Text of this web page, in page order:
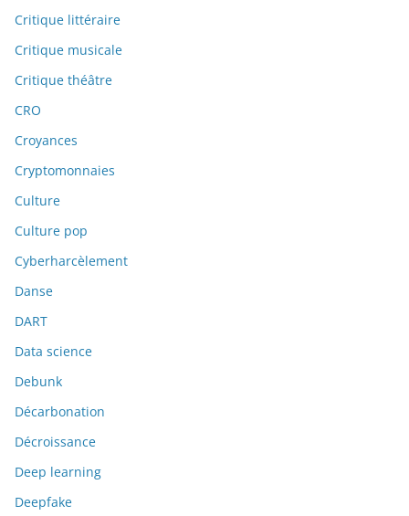
Critique littéraire
Critique musicale
Critique théâtre
CRO
Croyances
Cryptomonnaies
Culture
Culture pop
Cyberharcèlement
Danse
DART
Data science
Debunk
Décarbonation
Décroissance
Deep learning
Deepfake